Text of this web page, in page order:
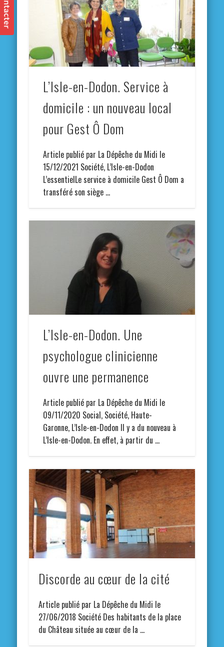
L’Isle-en-Dodon. Service à
domicile : un nouveau local
pour Gest Ô Dom
Article publié par La Dépêche du Midi le
15/12/2021 Société, L’Isle-en-Dodon
L’essentielLe service à domicile Gest Ô Dom a
transféré son siège …
L’Isle-en-Dodon. Une
psychologue clinicienne
ouvre une permanence
Article publié par La Dépêche du Midi le
09/11/2020 Social, Société, Haute-
Garonne, L’Isle-en-Dodon Il y a du nouveau à
L’Isle-en-Dodon. En effet, à partir du …
Discorde au cœur de la cité
Article publié par La Dépêche du Midi le
27/06/2018 Société Des habitants de la place
du Château située au cœur de la …